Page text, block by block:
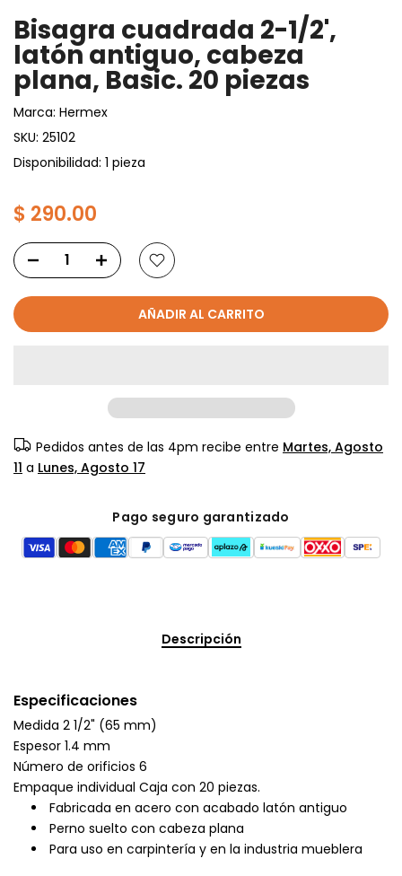
Bisagra cuadrada 2-1/2',
latón antiguo, cabeza
plana, Basic. 20 piezas
Marca: Hermex
SKU: 25102
Disponibilidad: 1 pieza
$ 290.00
AÑADIR AL CARRITO
Pedidos antes de las 4pm recibe entre Martes, Agosto
11 a Lunes, Agosto 17
Pago seguro garantizado
Descripción
Especificaciones
Medida 2 1/2" (65 mm)
Espesor 1.4 mm
Número de orificios 6
Empaque individual Caja con 20 piezas.
Fabricada en acero con acabado latón antiguo
Perno suelto con cabeza plana
Para uso en carpintería y en la industria mueblera